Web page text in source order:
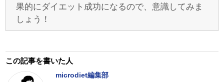
果的にダイエット成功になるので、意識してみま
しょう！
この記事を書いた人
microdiet編集部